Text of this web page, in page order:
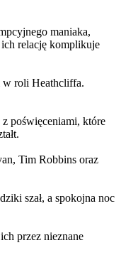
maniaka,
relację komplikuje
w roli Heathcliffa.
poświęceniami, które
Tim Robbins oraz
szał, a spokojna noc
przez nieznane